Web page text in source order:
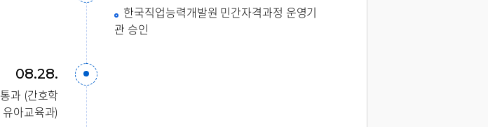
한국직업능력개발원 민간자격과정 운영기
관 승인
08.28.
과 (간호학
유아교육과)